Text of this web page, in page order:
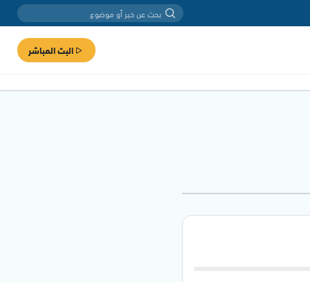
البث المباشر